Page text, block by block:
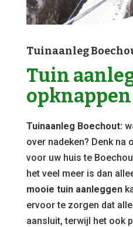
Tuinaanleg
Tuin
opknappen
Tuinaanleg Boechout:
over nadeken? Denk na
voor uw huis te
het veel meer is dan
mooie tuin aanleggen
ervoor te zorgen dat
aansluit, terwijl het ook